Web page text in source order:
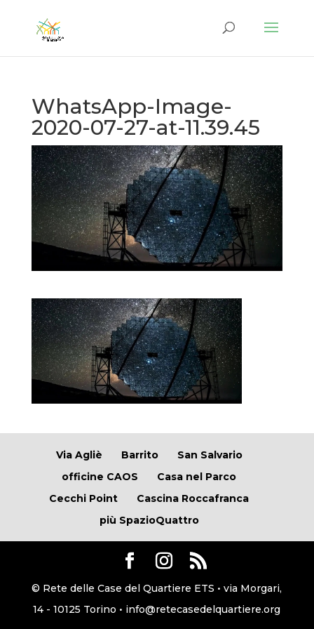
WhatsApp-Image-
2020-07-27-at-11.39.45
Via Agliè Barrito
San Salvario
officine CAOS
Casa nel Parco
Cecchi Point
Cascina Roccafranca
più SpazioQuattro
© Rete delle Case del Quartiere ETS • via Morgari,
14 - 10125 Torino • info@retecasedelquartiere.org